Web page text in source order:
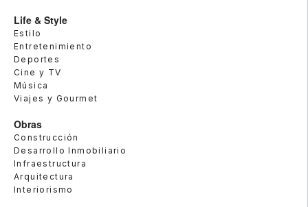
Life & Style
Estilo
Entretenimiento
Deportes
Cine y TV
Música
Viajes y Gourmet
Obras
Construcción
Desarrollo Inmobiliario
Infraestructura
Arquitectura
Interiorismo